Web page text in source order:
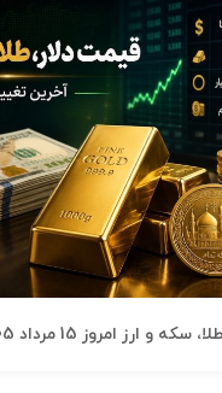
15 مرداد 1405 + جدول کامل